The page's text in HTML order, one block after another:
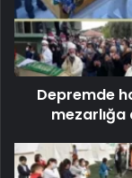
Depremde
mezarlığa